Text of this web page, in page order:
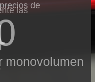
de
monovolumen
las